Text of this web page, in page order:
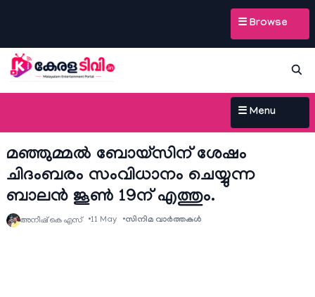
☰ Browse
☰ Menu
മഞ്ഞുമ്മൽ ബോയ്സിന് ശേഷം
ചിദംബരം സംവിധാനം ചെയ്യുന്ന
ബാലൻ ജൂൺ 19ന് എത്തും.
അനീഷ്‌ കെ എസ് 11 May സിനിമ വാര്‍ത്തകള്‍